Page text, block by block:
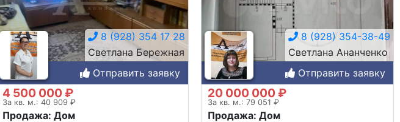
8 (928) 354 17 28
Светлана Бережная
Отправить заявку
4 500 000 ₽
За кв. м.: 40 909 ₽
Продажа: Дом
8 (928) 354-38-49
Светлана Ананченко
Отправить заявку
20 000 000 ₽
За кв. м.: 79 051 ₽
Продажа: Дом